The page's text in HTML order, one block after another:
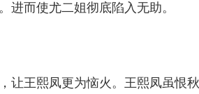
进而使尤二姐彻底陷入无助。
让王熙凤更为恼火。王熙凤虽恨